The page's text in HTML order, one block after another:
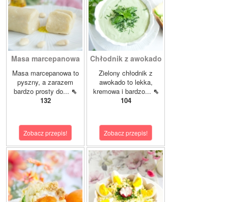
Masa marcepanowa
Masa marcepanowa to
pyszny, a zarazem
bardzo prosty do... ⇖
132
Zobacz przepis!
Chłodnik z awokado
Zielony chłodnik z
awokado to lekka,
kremowa i bardzo... ⇖
104
Zobacz przepis!